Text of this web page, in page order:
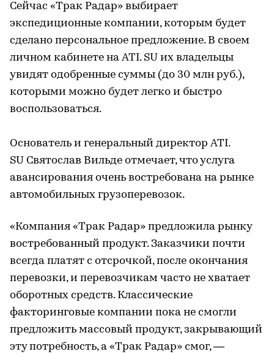
Сейчас «Трак Радар» выбирает
экспедиционные компании, которым будет
сделано персональное предложение. В своем
личном кабинете на ATI. SU их владельцы
увидят одобренные суммы (до 30 млн руб.),
которыми можно будет легко и быстро
воспользоваться.
Основатель и генеральный директор ATI.
SU Святослав Вильде отмечает, что услуга
авансирования очень востребована на рынке
автомобильных грузоперевозок.
«Компания «Трак Радар» предложила рынку
востребованный продукт. Заказчики почти
всегда платят с отсрочкой, после окончания
перевозки, и перевозчикам часто не хватает
оборотных средств. Классические
факторинговые компании пока не смогли
предложить массовый продукт, закрывающий
эту потребность, а «Трак Радар» смог, —